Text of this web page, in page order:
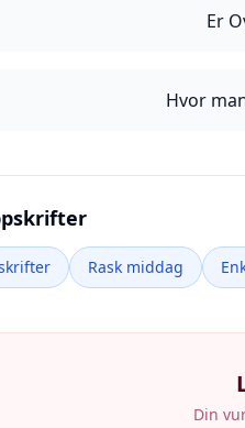
Er
Hvor
Rask middag
Din